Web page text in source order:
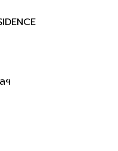
- BOSS
ฯ